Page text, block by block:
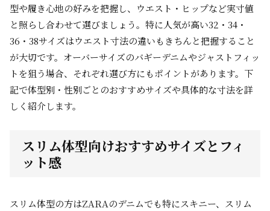
型や履き心地の好みを把握し、ウエスト・ヒップなど実寸値
と照らし合わせて選びましょう。特に人気が高い32・34・
36・38サイズはウエスト寸法の違いもきちんと把握すること
が大切です。オーバーサイズのバギーデニムやジャストフィッ
トを狙う場合、それぞれ選び方にもポイントがあります。下
記で体型別・性別ごとのおすすめサイズや具体的な寸法を詳
しく紹介します。
スリム体型向けおすすめサイズとフィ
ット感
スリム体型の方はZARAのデニムでも特にスキニー、スリム